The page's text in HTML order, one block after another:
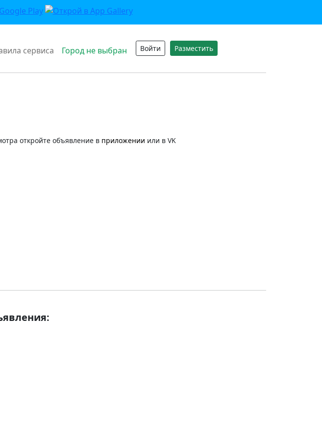
сервиса Город не выбран Войти Разместить
откройте объявление в приложении или в VK